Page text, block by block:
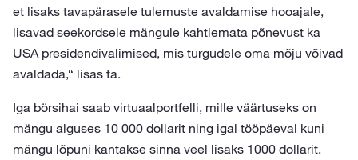
et lisaks tavapärasele tulemuste avaldamise hooajale,
lisavad seekordsele mängule kahtlemata põnevust ka
USA presidendivalimised, mis turgudele oma mõju võivad
avaldada,“ lisas ta.
Iga börsihai saab virtuaalportfelli, mille väärtuseks on
mängu alguses 10 000 dollarit ning igal tööpäeval kuni
mängu lõpuni kantakse sinna veel lisaks 1000 dollarit.